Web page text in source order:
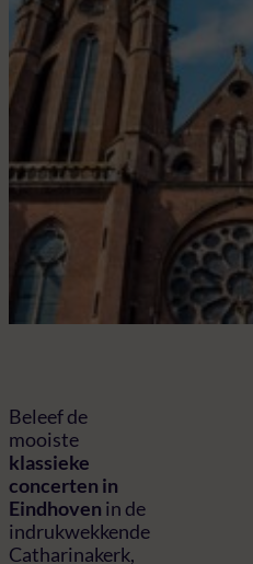
Beleef de
mooiste
klassieke
concerten in
Eindhoven in de
indrukwekkende
Catharinakerk,